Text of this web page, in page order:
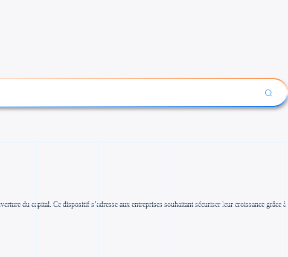
du capital. Ce dispositif s’adresse aux entreprises souhaitant sécuriser leur croissance grâce à